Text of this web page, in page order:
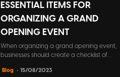
ESSENTIAL ITEMS FOR
ORGANIZING A GRAND
OPENING EVENT
When organizing a grand opening event,
businesses should create a checklist of
are overlooked during the preparation
Blog • 15/08/2023